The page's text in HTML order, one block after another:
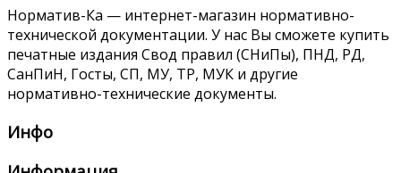
Норматив-Ка — интернет-магазин нормативно-
технической документации. У нас Вы сможете купить
печатные издания Свод правил (СНиПы), ПНД, РД,
СанПиН, Госты, СП, МУ, ТР, МУК и другие
нормативно-технические документы.
Инфо